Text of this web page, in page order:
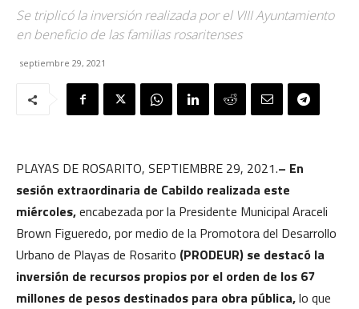
Se triplicó la inversión realizada por el VIII Ayuntamiento
en beneficio de las familias rosaritenses
septiembre 29, 2021
PLAYAS DE ROSARITO, SEPTIEMBRE 29, 2021.– En
sesión extraordinaria de Cabildo realizada este
miércoles,encabezada por la Presidente Municipal Araceli
Brown Figueredo, por medio de la Promotora del Desarrollo
Urbano de Playas de Rosarito (PRODEUR) se destacó la
inversión de recursos propios por el orden de los 67
millones de pesos destinados para obra pública,lo que